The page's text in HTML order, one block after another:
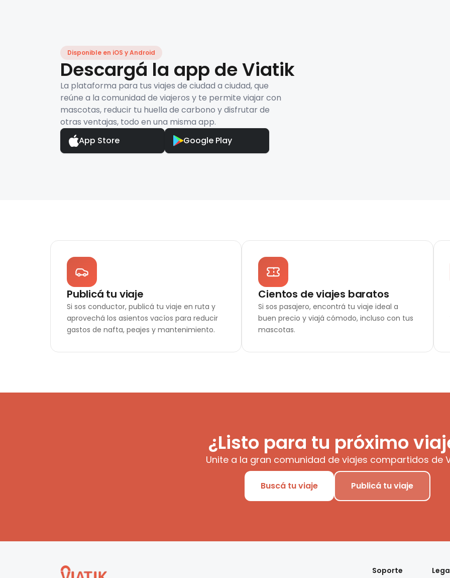
Disponible en iOS y Android
Descargá la app de Viatik
La plataforma para tus viajes de ciudad a ciudad, que
reúne a la comunidad de viajeros y te permite viajar con
mascotas, reducir tu huella de carbono y disfrutar de
otras ventajas, todo en una misma app.
App Store
Google Play
Publicá tu viaje
Si sos conductor, publicá tu viaje en ruta y
aprovechá los asientos vacíos para reducir
gastos de nafta, peajes y mantenimiento.
Cientos de viajes baratos
Si sos pasajero, encontrá tu viaje ideal a
buen precio y viajá cómodo, incluso con tus
mascotas.
¿Listo para tu próximo
Unite a la gran comunidad de viajes compartidos de
Buscá tu viaje Publicá tu viaje
Soporte